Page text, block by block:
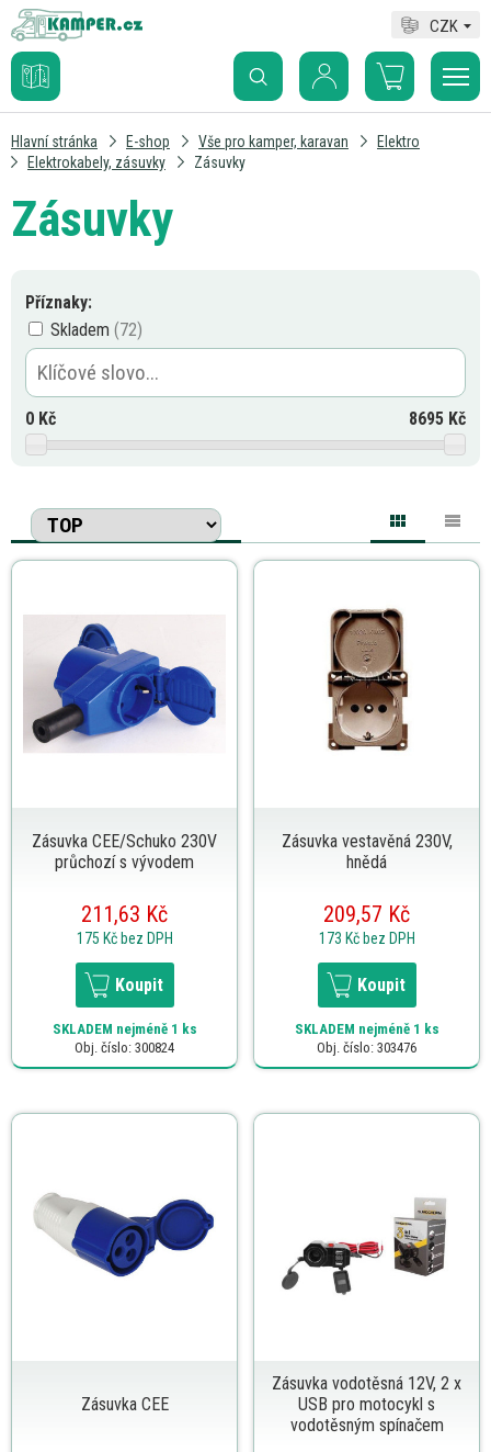
CZK
Hlavní stránka E-shop Vše pro kamper, karavan
Elektro
Elektrokabely, zásuvky
Zásuvky
Zásuvky
Příznaky:
Skladem
0 Kč 8695 Kč
Zásuvka CEE/Schuko 230V
průchozí s vývodem
211,63 Kč
175 Kč bez DPH
Koupit
SKLADEM nejméně 1 ks
Obj. číslo: 300824
Zásuvka vestavěná 230V,
hnědá
209,57 Kč
173 Kč bez DPH
Koupit
SKLADEM nejméně 1 ks
Obj. číslo: 303476
Zásuvka CEE
Zásuvka vodotěsná 12V, 2 x
USB pro motocykl s
vodotěsným spínačem